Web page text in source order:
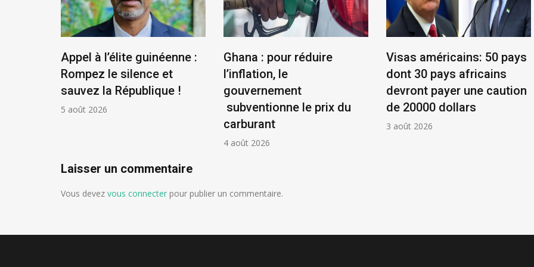
Appel à l’élite guinéenne :
Rompez le silence et
sauvez la République !
5 août 2026
Ghana : pour réduire
l’inflation, le
gouvernement
subventionne le prix du
carburant
4 août 2026
Visas américains: 50 pays
dont 30 pays africains
devront payer une caution
de 20000 dollars
3 août 2026
Laisser un commentaire
Vous devez vous connecter pour publier un commentaire.